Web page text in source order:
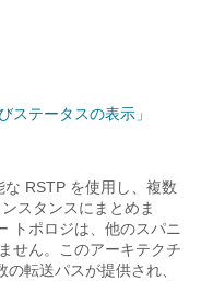
ステータスの表示」
RSTP を使用し、複数
スタンスにまとめま
トポロジは、他のスパニ
せん。このアーキテクチ
転送パスが提供され、